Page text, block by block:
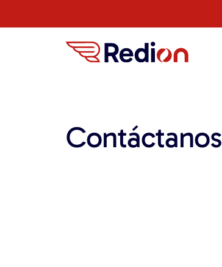
Contáctanos